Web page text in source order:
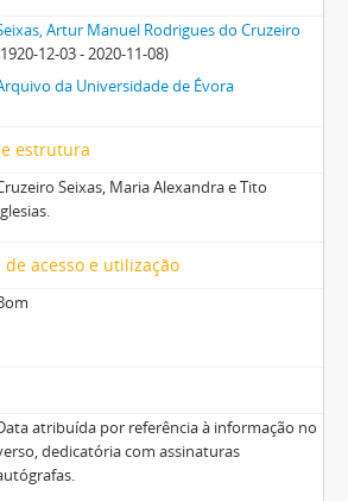
Artur Manuel Rodrigues do Cruzeiro
12-03 - 2020-11-08)
da Universidade de Évora
estrutura
Seixas, Maria Alexandra e Tito
acesso e utilização
atribuída por referência à informação no
dedicatória com assinaturas